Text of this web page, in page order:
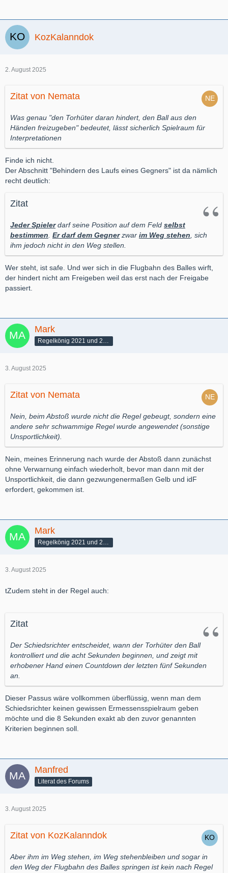
KozKalanndok
2. August 2025
Zitat von Nemata
Was genau "den Torhüter daran hindert, den Ball aus den
Händen freizugeben" bedeutet, lässt sicherlich Spielraum für
Interpretationen
Finde ich nicht.
Der Abschnitt "Behindern des Laufs eines Gegners" ist da nämlich
recht deutlich:
Zitat
Jeder Spielerdarf seine Position auf dem Feld selbst
bestimmen Er darf dem Gegnerzwar im Weg stehen , sich
ihm jedoch nicht in den Weg stellen.
Wer steht, ist safe. Und wer sich in die Flugbahn des Balles wirft,
der hindert nicht am Freigeben weil das erst nach der Freigabe
passiert.
Mark
3. August 2025
Zitat von Nemata
Nein, beim Abstoß wurde nicht die Regel gebeugt, sondern eine
andere sehr schwammige Regel wurde angewendet (sonstige
Unsportlichkeit).
Nein, meines Erinnerung nach wurde der Abstoß dann zunächst
ohne Verwarnung einfach wiederholt, bevor man dann mit der
Unsportlichkeit, die dann gezwungenermaßen Gelb und idF
erfordert, gekommen ist.
Mark
3. August 2025
tZudem steht in der Regel auch:
Zitat
Der Schiedsrichter entscheidet, wann der Torhüter den Ball
kontrolliert und die acht Sekunden beginnen, und zeigt mit
erhobener Hand einen Countdown der letzten fünf Sekunden
an.
Dieser Passus wäre vollkommen überflüssig, wenn man dem
Schiedsrichter keinen gewissen Ermessensspielraum geben
möchte und die 8 Sekunden exakt ab den zuvor genannten
Kriterien beginnen soll.
Manfred
Literat des Forums
3. August 2025
Zitat von KozKalanndok
Aber ihm im Weg stehen, im Weg stehenbleiben und sogar in
den Weg der Flugbahn des Balles springen ist kein nach Regel